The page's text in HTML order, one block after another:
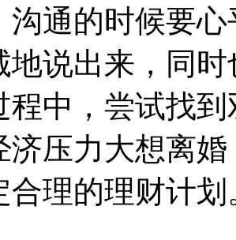
沟通的时候要
地说出来，同
程中，尝试找
济压力大想离
合理的理财计划